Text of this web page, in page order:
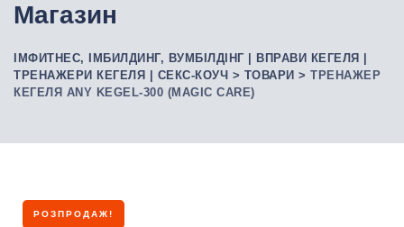
Магазин
ІМФИТНЕС, ІМБИЛДИНГ, ВУМБІЛДІНГ | ВПРАВИ КЕГЕЛЯ |
ТРЕНАЖЕРИ КЕГЕЛЯ | СЕКС-КОУЧ > ТОВАРИ > ТРЕНАЖЕР
КЕГЕЛЯ ANY KEGEL-300 (MAGIC CARE)
РОЗПРОДАЖ!